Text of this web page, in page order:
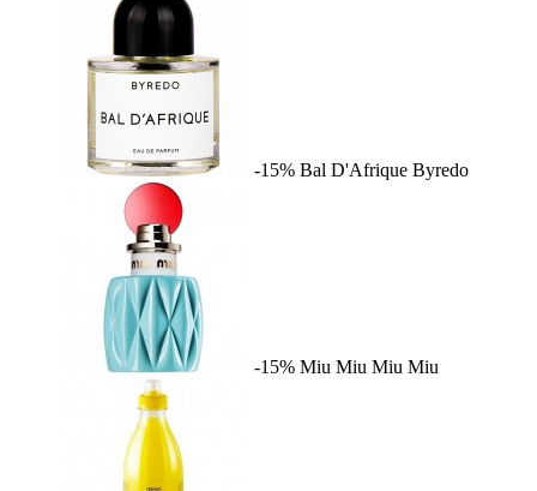
-15% Bal D'Afrique Byredo
-15% Miu Miu Miu Miu